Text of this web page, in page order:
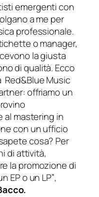
emergenti con
a me per
professionale.
o manager,
la giusta
di qualità. Ecco
Music
offriamo un
al mastering in
con un ufficio
cosa? Per
di attività,
la promozione di
EP o un LP”,